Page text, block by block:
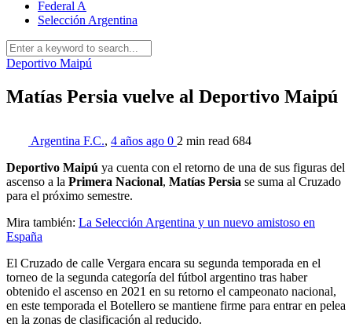
Federal A
Selección Argentina
Deportivo Maipú
Matías Persia vuelve al Deportivo Maipú
Argentina F.C., 4 años ago 0 2 min read 684
Deportivo Maipú ya cuenta con el retorno de una de sus figuras del
ascenso a la Primera Nacional, Matías Persia se suma al Cruzado
para el próximo semestre.
Mira también: La Selección Argentina y un nuevo amistoso en
España
El Cruzado de calle Vergara encara su segunda temporada en el
torneo de la segunda categoría del fútbol argentino tras haber
obtenido el ascenso en 2021 en su retorno el campeonato nacional,
en este temporada el Botellero se mantiene firme para entrar en pelea
en la zonas de clasificación al reducido.